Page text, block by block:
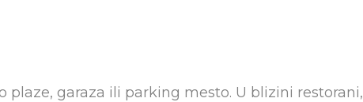
plaze, garaza ili parking mesto. U blizini restorani,